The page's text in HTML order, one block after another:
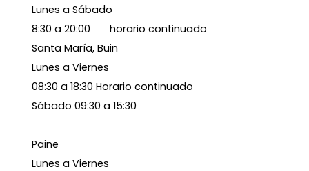
Lunes a Sábado
8:30 a 20:00 horario continuado
Santa María, Buin
Lunes a Viernes
08:30 a 18:30 Horario continuado
Sábado 09:30 a 15:30
Paine
Lunes a Viernes